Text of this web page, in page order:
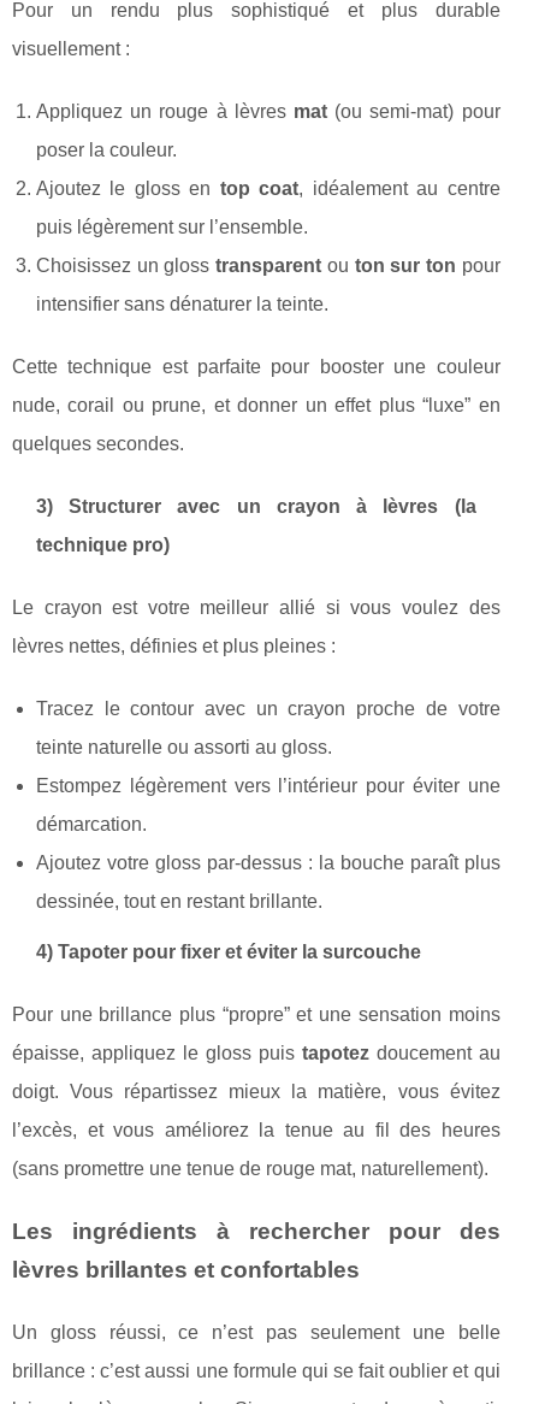
Pour un rendu plus sophistiqué et plus durable
visuellement :
Appliquez un rouge à lèvres mat (ou semi-mat) pour
poser la couleur.
Ajoutez le gloss en top coat, idéalement au centre
puis légèrement sur l’ensemble.
Choisissez un glosstransparent ou ton sur ton pour
intensifier sans dénaturer la teinte.
Cette technique est parfaite pour booster une couleur
nude, corail ou prune, et donner un effet plus “luxe” en
quelques secondes.
3) Structurer avec un crayon à lèvres (la
technique pro)
Le crayon est votre meilleur allié si vous voulez des
lèvres nettes, définies et plus pleines :
Tracez le contour avec un crayon proche de votre
teinte naturelle ou assorti au gloss.
Estompez légèrement vers l’intérieur pour éviter une
démarcation.
Ajoutez votre gloss par-dessus : la bouche paraît plus
dessinée, tout en restant brillante.
4) Tapoter pour fixer et éviter la surcouche
Pour une brillance plus “propre” et une sensation moins
épaisse, appliquez le gloss puis tapotezdoucement au
doigt. Vous répartissez mieux la matière, vous évitez
l’excès, et vous améliorez la tenue au fil des heures
(sans promettre une tenue de rouge mat, naturellement).
Les ingrédients à rechercher pour des
lèvres brillantes et confortables
Un gloss réussi, ce n’est pas seulement une belle
brillance : c’est aussi une formule qui se fait oublier et qui